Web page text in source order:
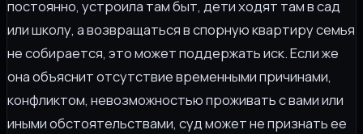
постоянно, устроила там быт, дети ходят там в сад
или школу, а возвращаться в спорную квартиру семья
не собирается, это может поддержать иск. Если же
она объяснит отсутствие временными причинами,
конфликтом, невозможностью проживать с вами или
иными обстоятельствами, суд может не признать ее